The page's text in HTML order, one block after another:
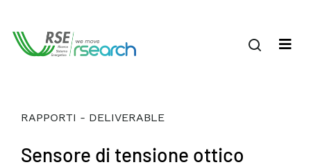
RAPPORTI - DELIVERABLE
Sensore di tensione ottico